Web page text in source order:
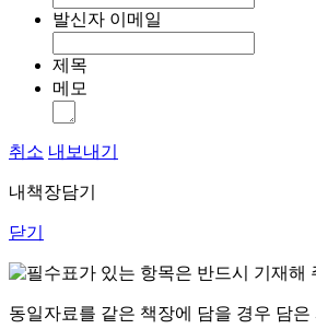
발신자 이메일
제목
메모
취소 내보내기
내책장담기
닫기
표가 있는 항목은 반드시 기재해
동일자료를 같은 책장에 담을 경우 담